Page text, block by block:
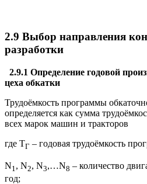
2.9 Выбор направления
разработки
2.9.1 Определение годовой
цеха обкатки
Трудоёмкость программы
определяется как сумма
всех марок машин и тракторов
где ТГ – годовая трудоёмкость
N1 , N2, N3,…N8 – количество
год;